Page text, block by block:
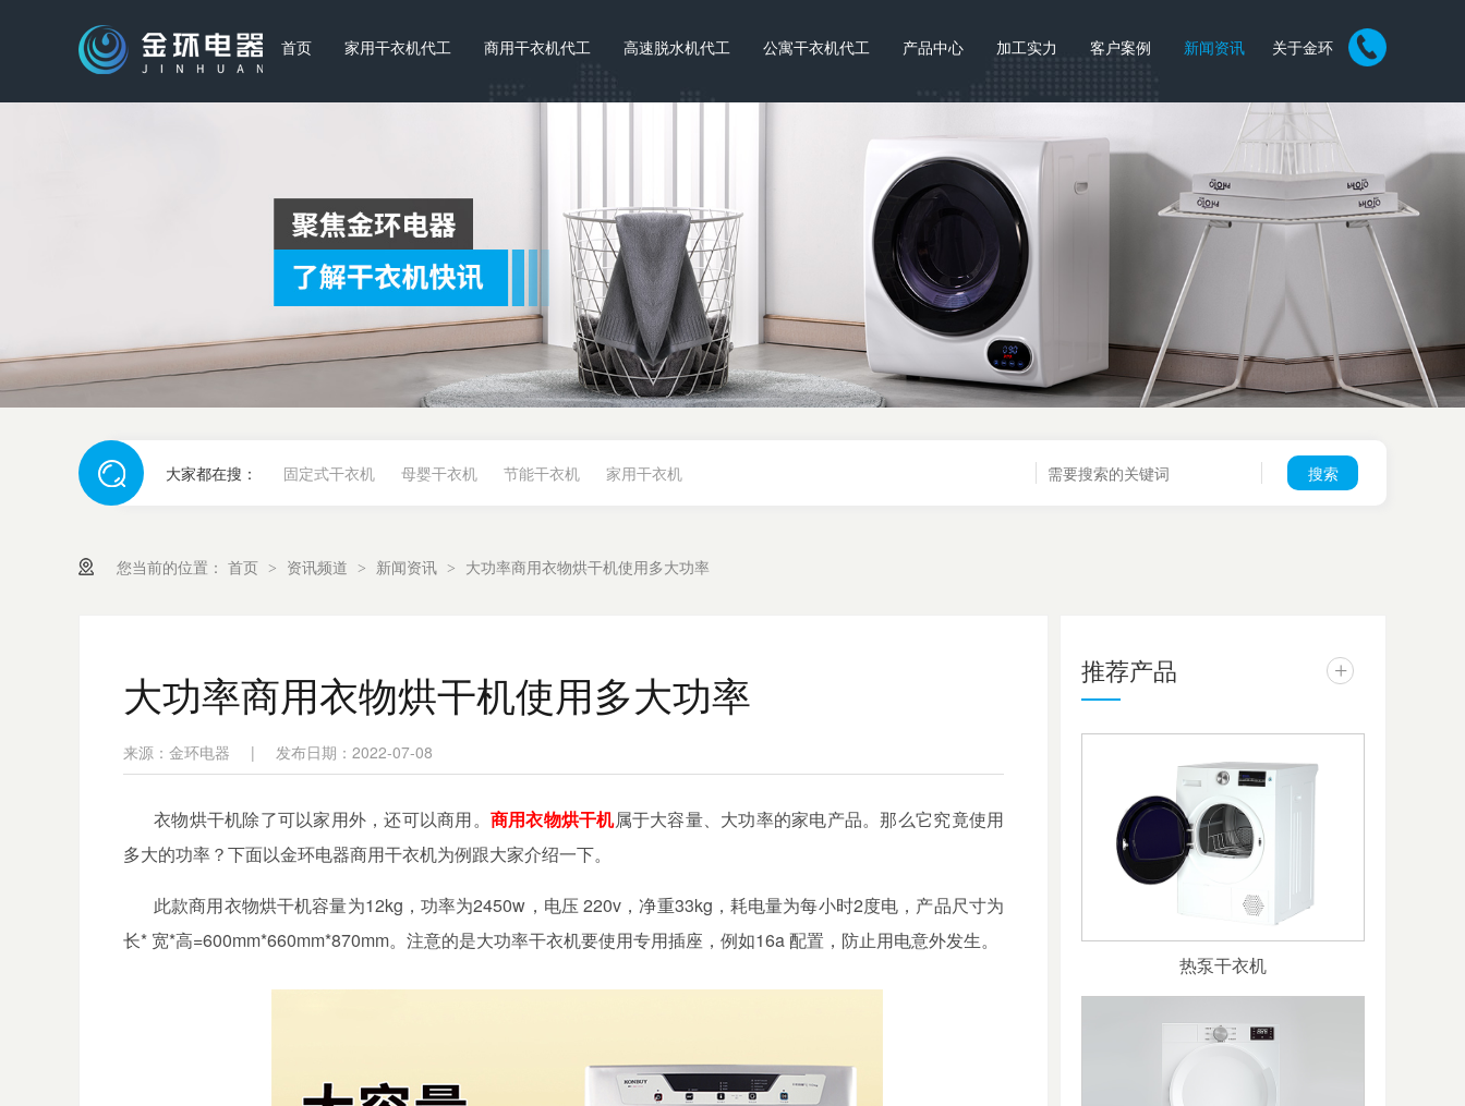
首页 家用干衣机代工 商用干衣机代工 高速脱水机代工 公寓干衣机代工 产品中心 加工实力 客户案例 新闻资讯 关于金环
大家都在搜： 固定式干衣机 母婴干衣机 节能干衣机 家用干衣机
您当前的位置： 首页 > 资讯频道 > 新闻资讯 > 大功率商用衣物烘干机使用多大功率
大功率商用衣物烘干机使用多大功率
来源：金环电器 | 发布日期：2022-07-08
衣物烘干机除了可以家用外，还可以商用。 商用衣物烘干机属于大容量、大功率的家电产品。那么它究竟使用
多大的功率？下面以金环电器商用干衣机为例跟大家介绍一下。
此款商用衣物烘干机容量为12kg ，功率为2450w ，电压 220v ，净重33kg ，耗电量为每小时2度电，产品尺寸为
长* 宽*高=600mm*660mm*870mm。注意的是大功率干衣机要使用专用插座，例如16a 配置，防止用电意外发生。
推荐产品 +
热泵干衣机